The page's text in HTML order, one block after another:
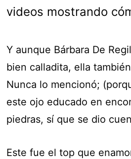
videos mostrando
Y aunque Bárbara De
bien calladita, ella
Nunca lo mencionó;
este ojo educado en
piedras, sí que se dio
Este fue el top que